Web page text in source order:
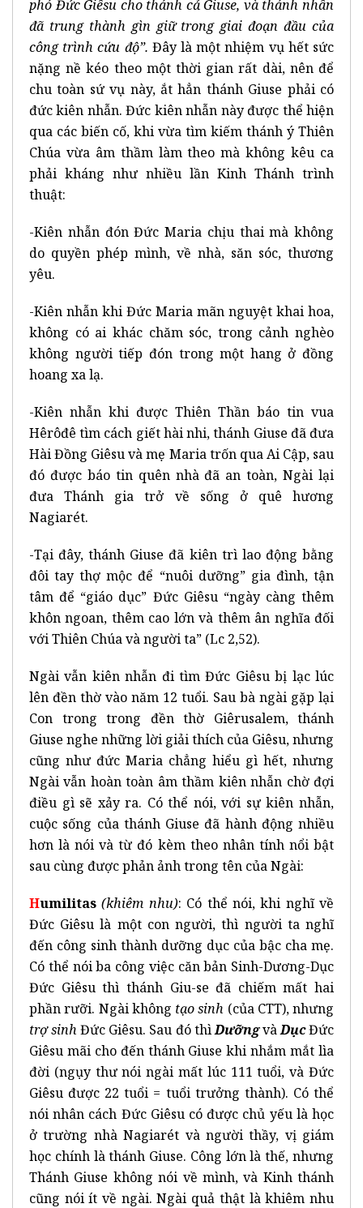
phó Đức Giêsu cho thánh cả Giuse, và thánh nhân
đã trung thành gìn giữ trong giai đoạn đầu của
công trình cứu độ”. Đây là một nhiệm vụ hết sức
nặng nề kéo theo một thời gian rất dài, nên để
chu toàn sứ vụ này, ắt hẳn thánh Giuse phải có
đức kiên nhẫn. Đức kiên nhẫn này được thể hiện
qua các biến cố, khi vừa tìm kiếm thánh ý Thiên
Chúa vừa âm thầm làm theo mà không kêu ca
phải kháng như nhiều lần Kinh Thánh trình
thuật:
-Kiên nhẫn đón Đức Maria chịu thai mà không
do quyền phép mình, về nhà, săn sóc, thương
yêu.
-Kiên nhẫn khi Đức Maria mãn nguyệt khai hoa,
không có ai khác chăm sóc, trong cảnh nghèo
không người tiếp đón trong một hang ở đồng
hoang xa lạ.
-Kiên nhẫn khi được Thiên Thần báo tin vua
Hêrôđê tìm cách giết hài nhi, thánh Giuse đã đưa
Hài Đồng Giêsu và mẹ Maria trốn qua Ai Cập, sau
đó được báo tin quên nhà đã an toàn, Ngài lại
đưa Thánh gia trở về sống ở quê hương
Nagiarét.
-Tại đây, thánh Giuse đã kiên trì lao động bằng
đôi tay thợ mộc để “nuôi dưỡng” gia đình, tận
tâm để “giáo dục” Đức Giêsu “ngày càng thêm
khôn ngoan, thêm cao lớn và thêm ân nghĩa đối
với Thiên Chúa và người ta” (Lc 2,52).
Ngài vẫn kiên nhẫn đi tìm Đức Giêsu bị lạc lúc
lên đền thờ vào năm 12 tuổi. Sau bà ngài gặp lại
Con trong trong đền thờ Giêrusalem, thánh
Giuse nghe những lời giải thích của Giêsu, nhưng
cũng như đức Maria chẳng hiểu gì hết, nhưng
Ngài vẫn hoàn toàn âm thầm kiên nhẫn chờ đợi
điều gì sẽ xảy ra. Có thể nói, với sự kiên nhẫn,
cuộc sống của thánh Giuse đã hành động nhiều
hơn là nói và từ đó kèm theo nhân tính nổi bật
sau cùng được phản ảnh trong tên của Ngài:
Humilitas (khiêm nhu): Có thể nói, khi nghĩ về
Đức Giêsu là một con người, thì người ta nghĩ
đến công sinh thành dưỡng dục của bậc cha mẹ.
Có thể nói ba công việc căn bản Sinh-Dương-Dục
Đức Giêsu thì thánh Giu-se đã chiếm mất hai
phần rưỡi. Ngài không tạo sinh (của CTT), nhưng
trợ sinh Đức Giêsu. Sau đó thìDưỡngvàDụcĐức
Giêsu mãi cho đến thánh Giuse khi nhắm mắt lìa
đời (ngụy thư nói ngài mất lúc 111 tuổi, và Đức
Giêsu được 22 tuổi = tuổi trưởng thành). Có thể
nói nhân cách Đức Giêsu có được chủ yếu là học
ở trường nhà Nagiarét và người thầy, vị giám
học chính là thánh Giuse. Công lớn là thế, nhưng
Thánh Giuse không nói về mình, và Kinh thánh
cũng nói ít về ngài. Ngài quả thật là khiêm nhu